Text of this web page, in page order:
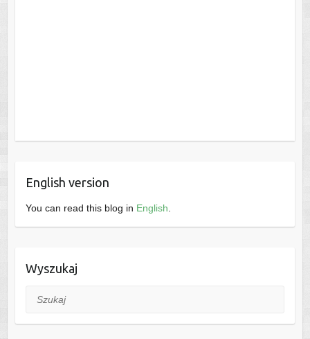
English version
You can read this blog in English
Wyszukaj
Szukaj